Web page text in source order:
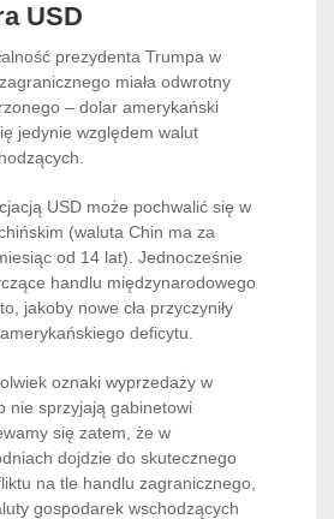
USD
prezydenta Trumpa w
miała odwrotny
– dolar amerykański
jedynie względem walut
USD może pochwalić się w
(waluta Chin ma za
od 14 lat). Jednocześnie
handlu międzynarodowego
jakoby nowe cła przyczyniły
deficytu.
oznaki wyprzedaży w
nie sprzyjają gabinetowi
się zatem, że w
dojdzie do skutecznego
na tle handlu zagranicznego,
gospodarek wschodzących